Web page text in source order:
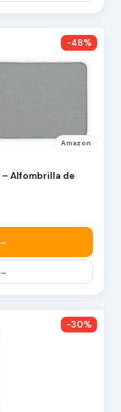
-48%
Amazon
– Alfombrilla de
-30%